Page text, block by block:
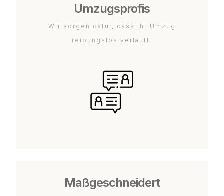
Umzugsprofis
Wir sorgen dafür, dass Ihr Umzug
reibungslos verläuft.
Maßgeschneidert